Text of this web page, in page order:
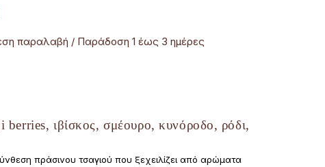
παραλαβή / Παράδoση 1 έως 3 ημέρες
berries, ιβίσκος, σμέουρο, κυνόροδο, ρόδι,
πράσινου τσαγιού που ξεχειλίζει από αρώματα